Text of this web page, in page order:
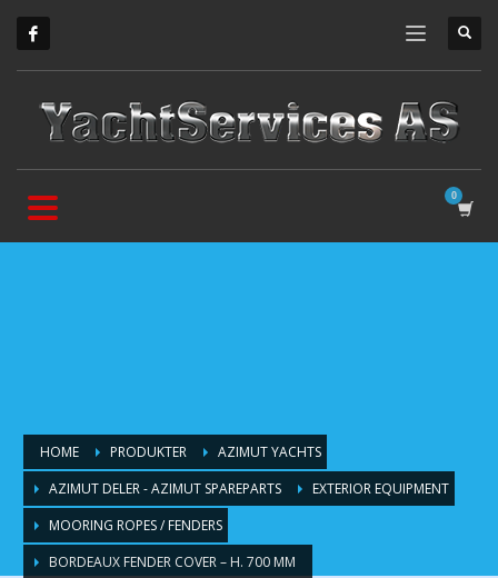
HOME PRODUKTER
AZIMUT YACHTS
AZIMUT DELER - AZIMUT SPAREPARTS
EXTERIOR EQUIPMENT
MOORING ROPES / FENDERS
BORDEAUX FENDER COVER – H. 700 MM